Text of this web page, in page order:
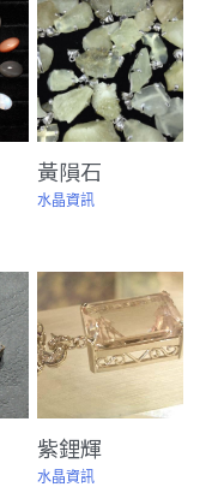
黃隕石
水晶資訊
紫鋰輝
水晶資訊